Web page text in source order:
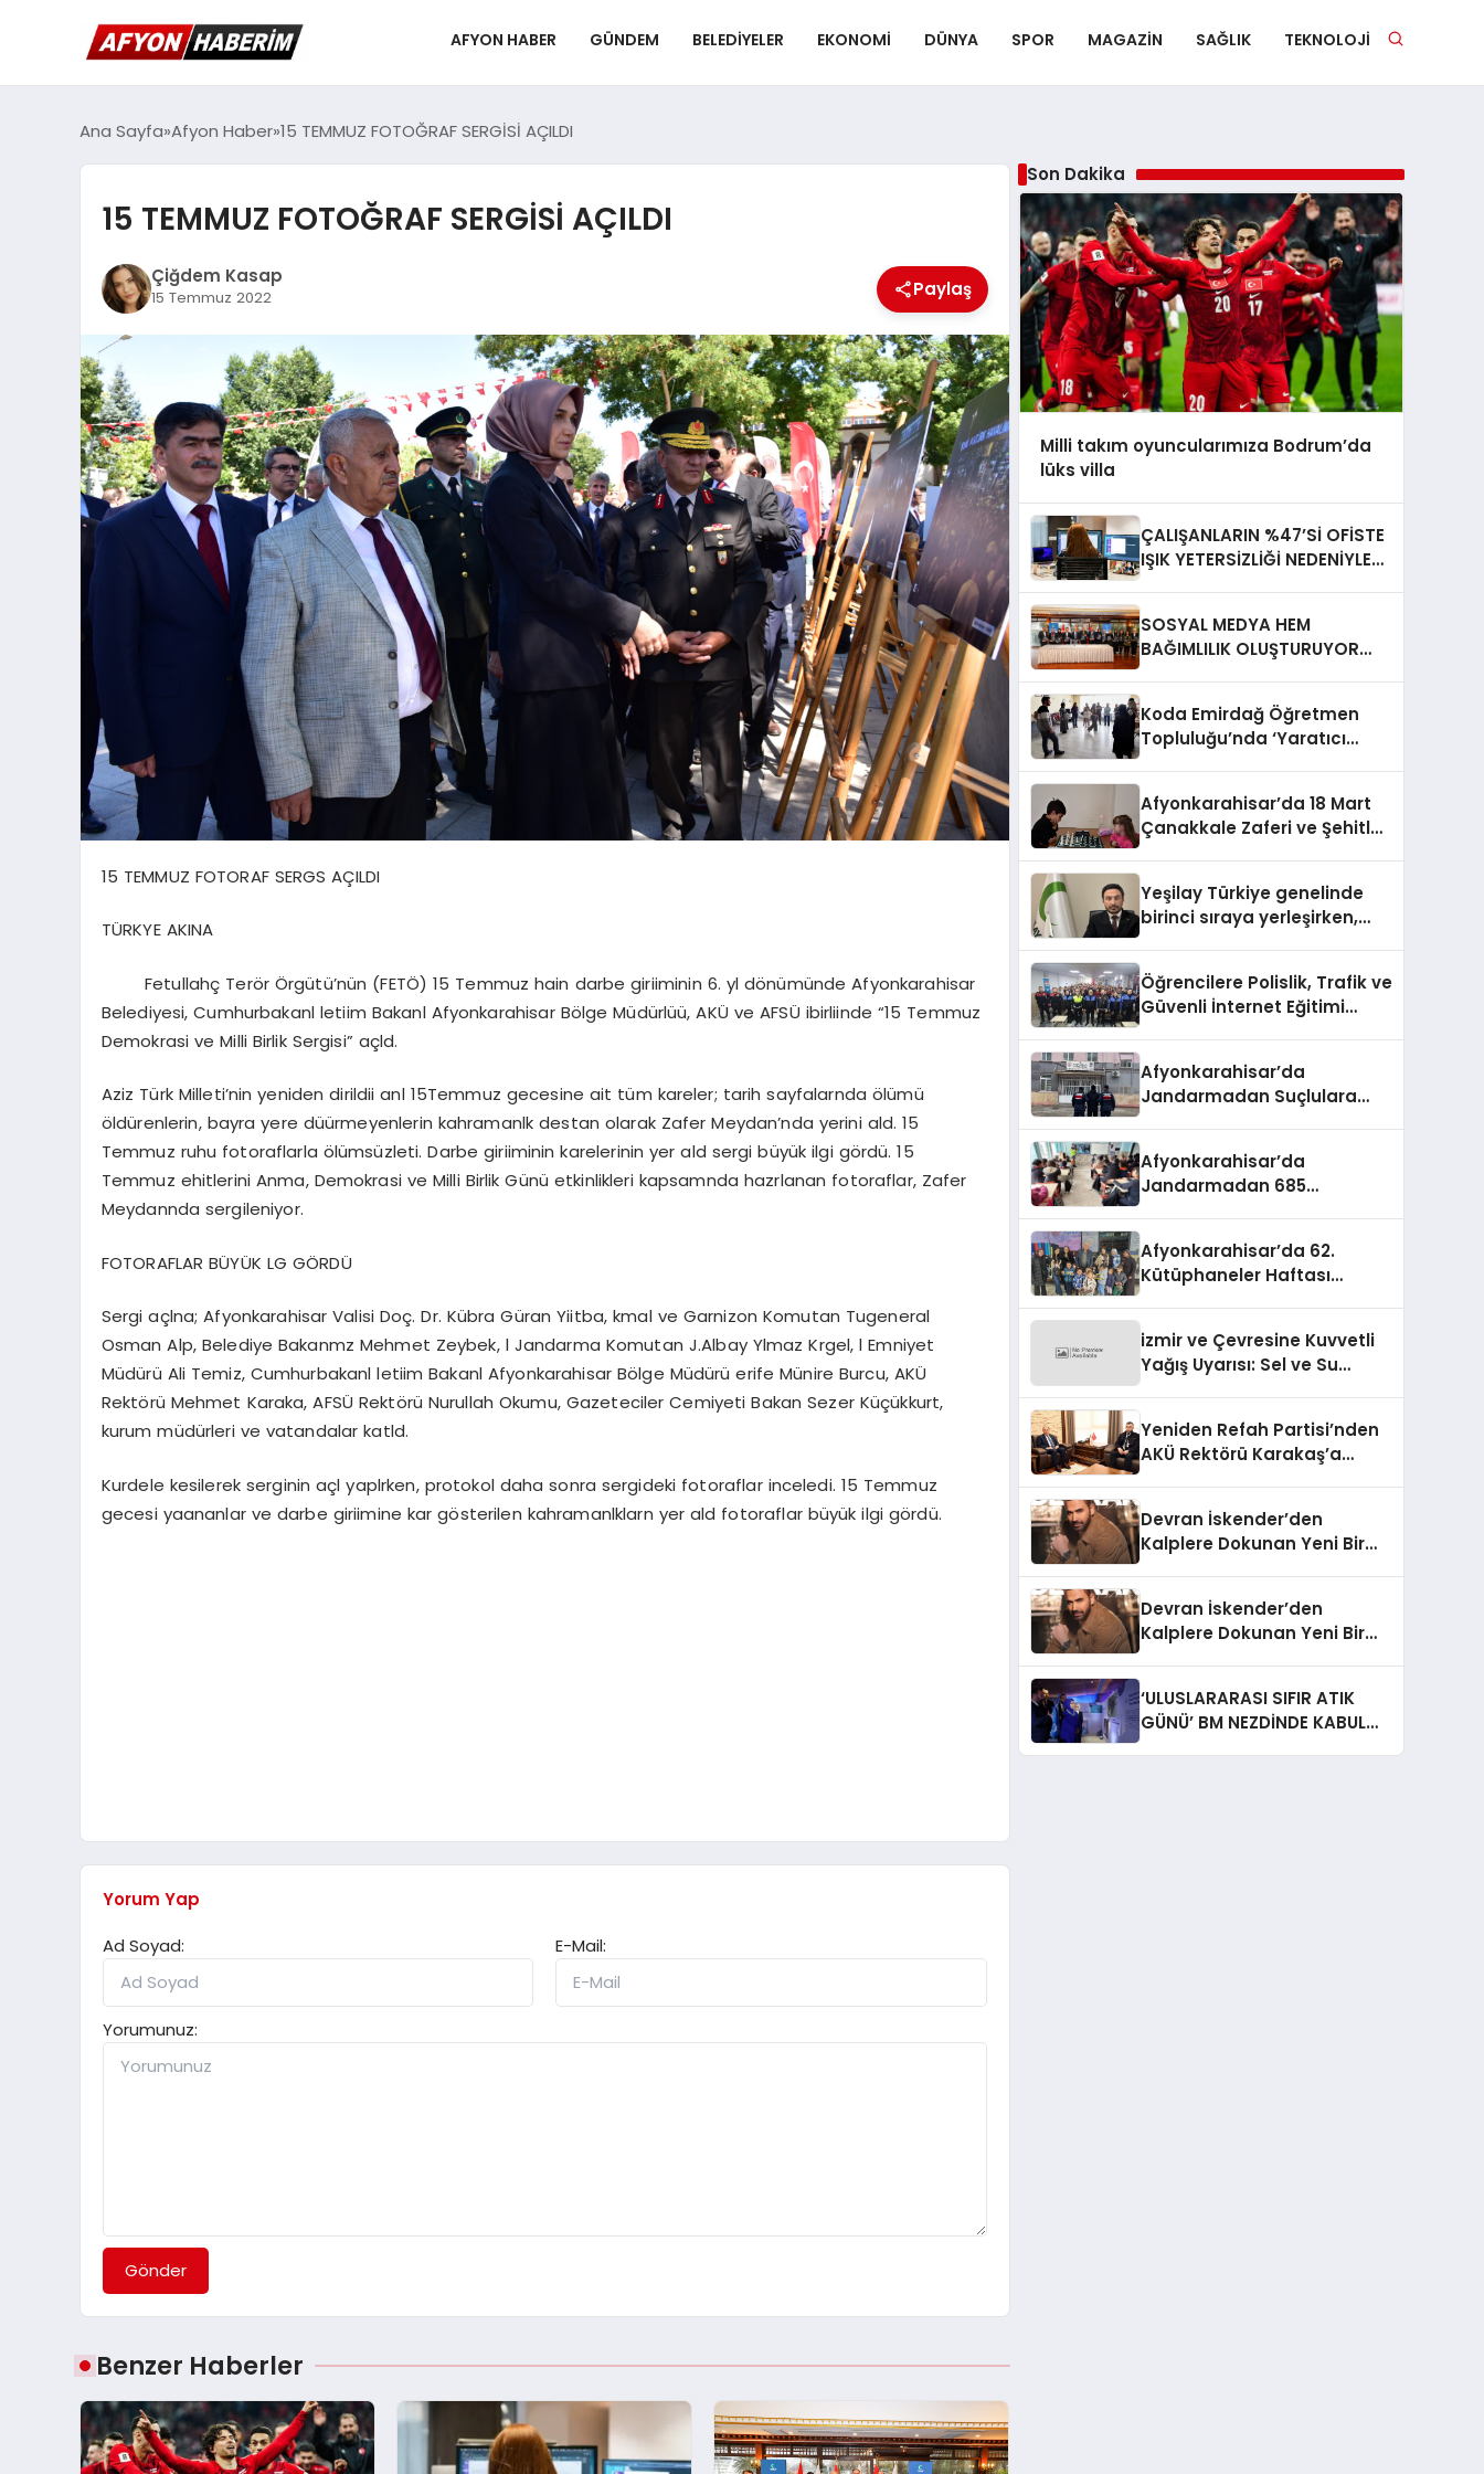
AFYON HABER GÜNDEM BELEDIYELER EKONOMI DÜNYA SPOR MAGAZIN SAĞLIK TEKNOLOJI
Ana Sayfa Afyon Haber 15 TEMMUZ FOTOĞRAF SERGİSİ AÇILDI
15 TEMMUZ FOTOĞRAF SERGİSİ AÇILDI
Çiğdem Kasap
15 Temmuz 2022 Paylaş
15 TEMMUZ FOTORAF SERGS AÇILDI
TÜRKYE AKINA
Fetullahç Terör Örgütü’nün (FETÖ) 15 Temmuz hain darbe giriiminin 6. yl dönümünde Afyonkarahisar
Belediyesi, Cumhurbakanl letiim Bakanl Afyonkarahisar Bölge Müdürlüü, AKÜ ve AFSÜ ibirliinde “15 Temmuz
Demokrasi ve Milli Birlik Sergisi” açld.
Aziz Türk Milleti’nin yeniden dirildii anl 15Temmuz gecesine ait tüm kareler; tarih sayfalarnda ölümü
öldürenlerin, bayra yere düürmeyenlerin kahramanlk destan olarak Zafer Meydan’nda yerini ald. 15
Temmuz ruhu fotoraflarla ölümsüzleti. Darbe giriiminin karelerinin yer ald sergi büyük ilgi gördü. 15
Temmuz ehitlerini Anma, Demokrasi ve Milli Birlik Günü etkinlikleri kapsamnda hazrlanan fotoraflar, Zafer
Meydannda sergileniyor.
FOTORAFLAR BÜYÜK LG GÖRDÜ
Sergi açlna; Afyonkarahisar Valisi Doç. Dr. Kübra Güran Yiitba, kmal ve Garnizon Komutan Tugeneral
Osman Alp, Belediye Bakanmz Mehmet Zeybek, l Jandarma Komutan J.Albay Ylmaz Krgel, l Emniyet
Müdürü Ali Temiz, Cumhurbakanl letiim Bakanl Afyonkarahisar Bölge Müdürü erife Münire Burcu, AKÜ
Rektörü Mehmet Karaka, AFSÜ Rektörü Nurullah Okumu, Gazeteciler Cemiyeti Bakan Sezer Küçükkurt,
kurum müdürleri ve vatandalar katld.
Kurdele kesilerek serginin açl yaplrken, protokol daha sonra sergideki fotoraflar inceledi. 15 Temmuz
gecesi yaananlar ve darbe giriimine kar gösterilen kahramanlklarn yer ald fotoraflar büyük ilgi gördü.
Yorum Yap
Ad Soyad:
E-Mail:
Yorumunuz:
Gönder
Benzer Haberler
Son Dakika
Milli takım oyuncularımıza Bodrum’da
lüks villa
ÇALIŞANLARIN %47’Sİ OFİSTE
IŞIK YETERSİZLİĞİ NEDENİYLE
SOSYAL MEDYA HEM
BAĞIMLILIK OLUŞTURUYOR
Koda Emirdağ Öğretmen
Topluluğu’nda ‘Yaratıcı
Afyonkarahisar’da 18 Mart
Çanakkale Zaferi ve Şehitleri
Yeşilay Türkiye genelinde
birinci sıraya yerleşirken,
Öğrencilere Polislik, Trafik ve
Güvenli İnternet Eğitimi
Afyonkarahisar’da
Jandarmadan Suçlulara
Afyonkarahisar’da
Jandarmadan 685
Afyonkarahisar’da 62.
Kütüphaneler Haftası
izmir ve Çevresine Kuvvetli
Yağış Uyarısı: Sel ve Su
Yeniden Refah Partisi’nden
AKÜ Rektörü Karakaş’a
Devran İskender’den
Kalplere Dokunan Yeni Bir
Devran İskender’den
Kalplere Dokunan Yeni Bir
‘ULUSLARARASI SIFIR ATIK
GÜNÜ’ BM NEZDİNDE KABUL